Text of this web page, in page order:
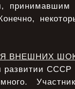
ВНЕШНИХ
СССР